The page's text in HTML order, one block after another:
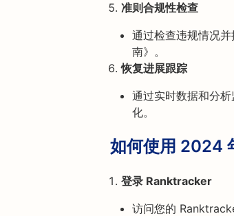
准则合规性检查
通过检查违规情况
南》。
恢复进展跟踪
通过实时数据和分
化。
如何使用 2024
登录 Ranktracker
访问您的